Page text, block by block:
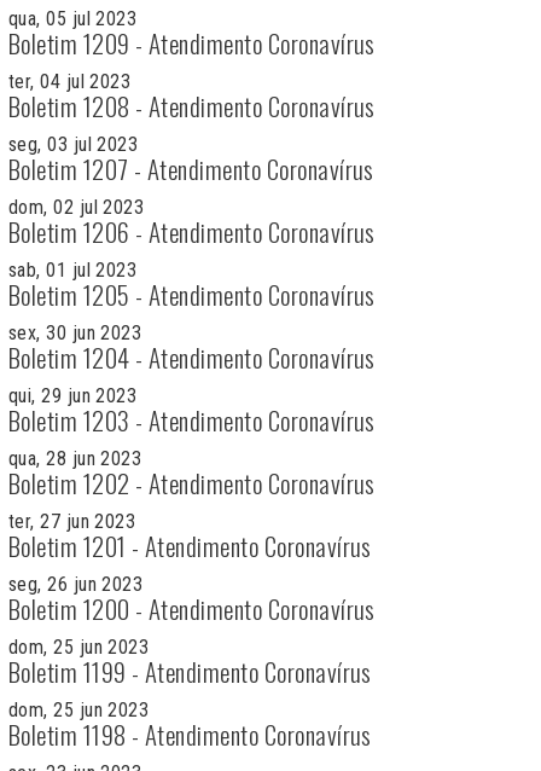
qua, 05 jul 2023
Boletim 1209 - Atendimento Coronavírus
ter, 04 jul 2023
Boletim 1208 - Atendimento Coronavírus
seg, 03 jul 2023
Boletim 1207 - Atendimento Coronavírus
dom, 02 jul 2023
Boletim 1206 - Atendimento Coronavírus
sab, 01 jul 2023
Boletim 1205 - Atendimento Coronavírus
sex, 30 jun 2023
Boletim 1204 - Atendimento Coronavírus
qui, 29 jun 2023
Boletim 1203 - Atendimento Coronavírus
qua, 28 jun 2023
Boletim 1202 - Atendimento Coronavírus
ter, 27 jun 2023
Boletim 1201 - Atendimento Coronavírus
seg, 26 jun 2023
Boletim 1200 - Atendimento Coronavírus
dom, 25 jun 2023
Boletim 1199 - Atendimento Coronavírus
dom, 25 jun 2023
Boletim 1198 - Atendimento Coronavírus